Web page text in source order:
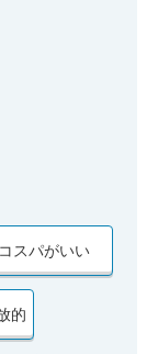
コスパがいい
的